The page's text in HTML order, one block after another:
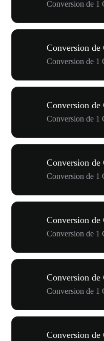
Conversion de 1
Conversion
Conversion de 1
Conversion
Conversion de 1
Conversion
Conversion de 1
Conversion
Conversion de 1
Conversion de
Conversion de 1
Conversion de